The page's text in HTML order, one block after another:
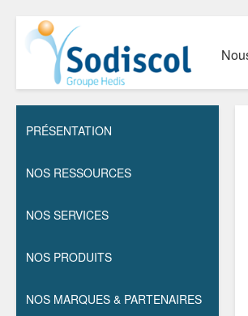
PRÉSENTATION
NOS RESSOURCES
NOS SERVICES
NOS PRODUITS
NOS MARQUES & PARTENAIRES